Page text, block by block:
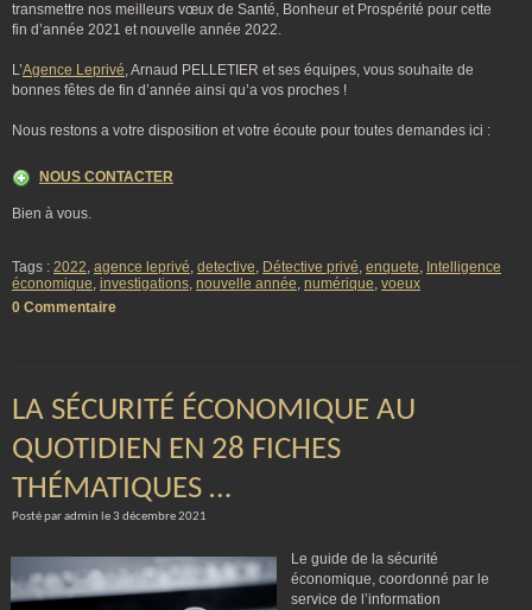
transmettre nos meilleurs vœux de Santé, Bonheur et Prospérité pour cette
fin d’année 2021 et nouvelle année 2022.
L’Agence Leprivé, Arnaud PELLETIER et ses équipes, vous souhaite de
bonnes fêtes de fin d’année ainsi qu’a vos proches !
Nous restons a votre disposition et votre écoute pour toutes demandes ici :
NOUS CONTACTER
Bien à vous.
Tags : 2022, agence leprivé, detective, Détective privé, enquete, Intelligence
économique, investigations, nouvelle année, numérique, voeux
0 Commentaire
LA SÉCURITÉ ÉCONOMIQUE AU
QUOTIDIEN EN 28 FICHES
THÉMATIQUES …
Posté par admin le 3 décembre 2021
Le guide de la sécurité
économique, coordonné par le
service de l’information